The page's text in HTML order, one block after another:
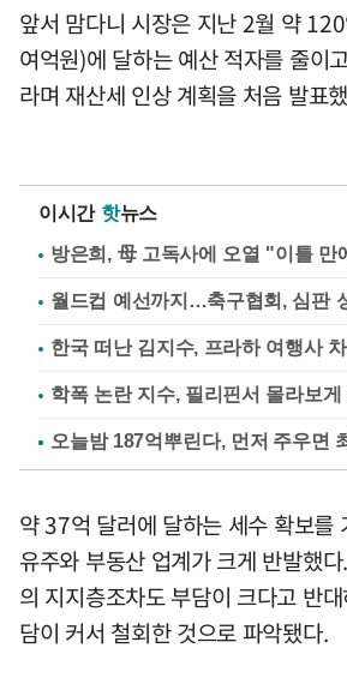
앞서 맘다니 시장은 지난 2월 약
여억원)에 달하는 예산 적자를 줄이
라며 재산세 인상 계획을 처음 발표
이시간 핫뉴스
방은희, 母 고독사에 오열 "이틀 만
월드컵 예선까지…축구협회, 심판
한국 떠난 김지수, 프라하 여행사
학폭 논란 지수, 필리핀서 몰라보
약 37억 달러에 달하는 세수 확보를
유주와 부동산 업계가 크게 반발했
의 지지층조차도 부담이 크다고 반
담이 커서 철회한 것으로 파악됐다.